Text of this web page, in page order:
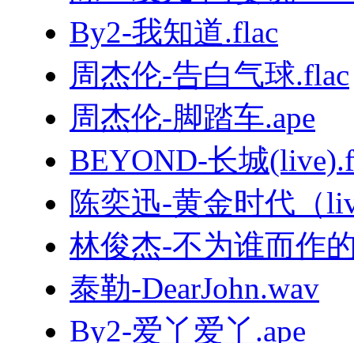
By2-我知道.flac
周杰伦-告白气球.flac
周杰伦-脚踏车.ape
BEYOND-长城
陈奕迅-黄金时代（
林俊杰-不为谁而作
泰勒-DearJohn.wav
By2-爱丫爱丫.ape